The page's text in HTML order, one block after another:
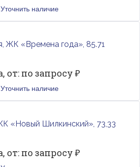
Уточнить наличие
ЖК «Времена года», 85.71
от: по запросу ₽
Уточнить наличие
«Новый Шилкинский», 73,33
от: по запросу ₽